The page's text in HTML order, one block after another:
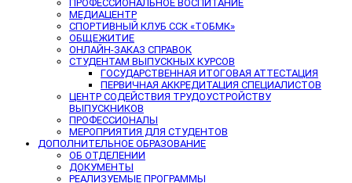
ПРОФЕССИОНАЛЬНОЕ ВОСПИТАНИЕ
МЕДИАЦЕНТР
СПОРТИВНЫЙ КЛУБ ССК «ТОБМК»
ОБЩЕЖИТИЕ
ОНЛАЙН-ЗАКАЗ СПРАВОК
СТУДЕНТАМ ВЫПУСКНЫХ КУРСОВ
ГОСУДАРСТВЕННАЯ ИТОГОВАЯ АТТЕСТАЦИЯ
ПЕРВИЧНАЯ АККРЕДИТАЦИЯ СПЕЦИАЛИСТОВ
ЦЕНТР СОДЕЙСТВИЯ ТРУДОУСТРОЙСТВУ
ВЫПУСКНИКОВ
ПРОФЕССИОНАЛЫ
МЕРОПРИЯТИЯ ДЛЯ СТУДЕНТОВ
ДОПОЛНИТЕЛЬНОЕ ОБРАЗОВАНИЕ
ОБ ОТДЕЛЕНИИ
ДОКУМЕНТЫ
РЕАЛИЗУЕМЫЕ ПРОГРАММЫ